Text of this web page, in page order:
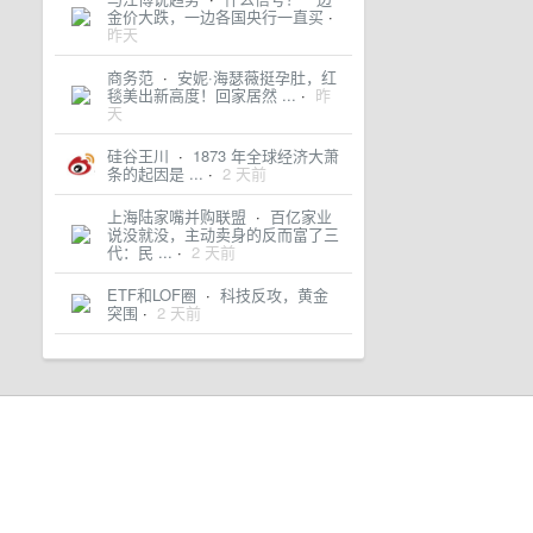
金价大跌，一边各国央行一直买 ·
昨天
商务范 · 安妮·海瑟薇挺孕肚，红
毯美出新高度！回家居然 ... · 昨
天
硅谷王川 · 1873 年全球经济大萧
条的起因是 ... · 2 天前
上海陆家嘴并购联盟 · 百亿家业
说没就没，主动卖身的反而富了三
代：民 ... · 2 天前
ETF和LOF圈 · 科技反攻，黄金
突围 · 2 天前